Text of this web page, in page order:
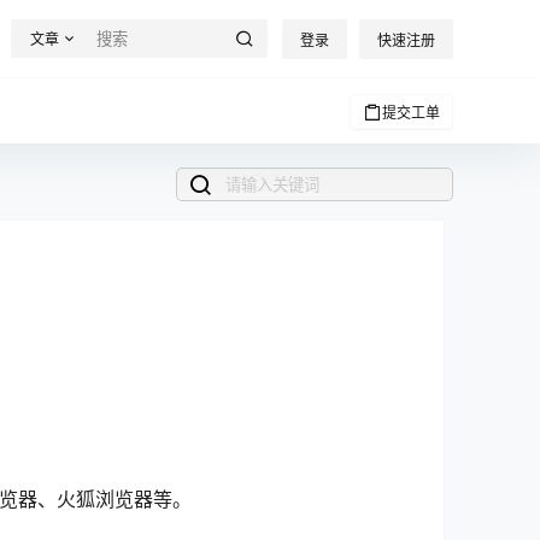
文章 登录 快速注册
提交工单
器、火狐浏览器等。